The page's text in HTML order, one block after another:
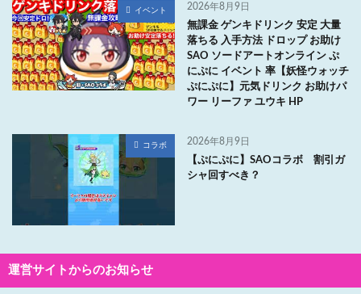
イベント 2026年8月9日
無課金 ゲンキドリンク 安定 大量
落ちる 入手方法 ドロップ お助け
SAO ソードアートオンライン ぷ
にぷに イベント 率【妖怪ウォッチ
ぷにぷに】元気ドリンク お助けパ
ワー リーファ ユウキ HP
コラボ 2026年8月9日
【ぷにぷに】SAOコラボ 割引ガ
シャ回すべき？
運営サイトからのお知らせ